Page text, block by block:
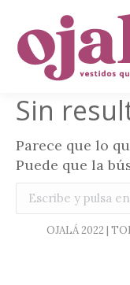
Sin
Parece que lo
Puede que la
Buscar:
OJALÁ 2022 |